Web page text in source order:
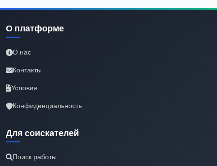
О платформе
О нас
Контакты
Условия
Конфиденциальность
Для соискателей
Поиск работы